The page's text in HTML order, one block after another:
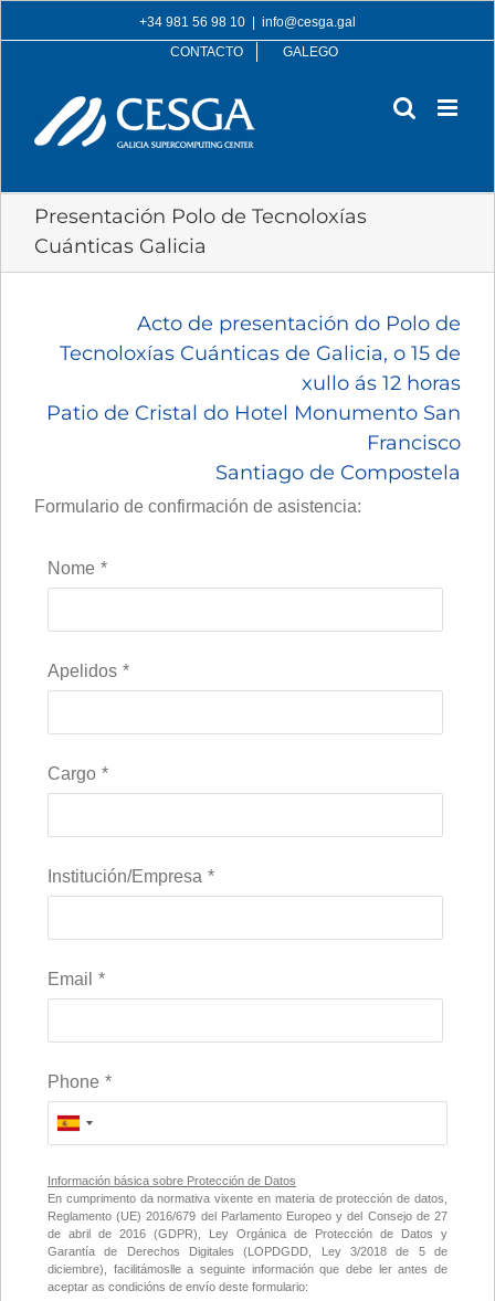
to
+34 981 56 98 10
info@cesga.gal
CONTACTO
GALEGO
Presentación Polo de Tecnoloxías
Cuánticas Galicia
Acto de presentación do Polo de
Tecnoloxías Cuánticas de Galicia, o 15 de
xullo ás 12 horas
Patio de Cristal do Hotel Monumento San
Francisco
Santiago de Compostela
Formulario de confirmación de asistencia:
Nome *
Apelidos *
Cargo *
Institución/Empresa *
Email *
Phone *
Información básica sobre Protección de Datos
En cumprimento da normativa vixente en materia de protección de datos,
Reglamento (UE) 2016/679 del Parlamento Europeo y del Consejo de 27
de abril de 2016 (GDPR), Ley Orgánica de Protección de Datos y
Garantía de Derechos Digitales (LOPDGDD, Ley 3/2018 de 5 de
diciembre), facilitámoslle a seguinte información que debe ler antes de
aceptar as condicións de envío deste formulario: